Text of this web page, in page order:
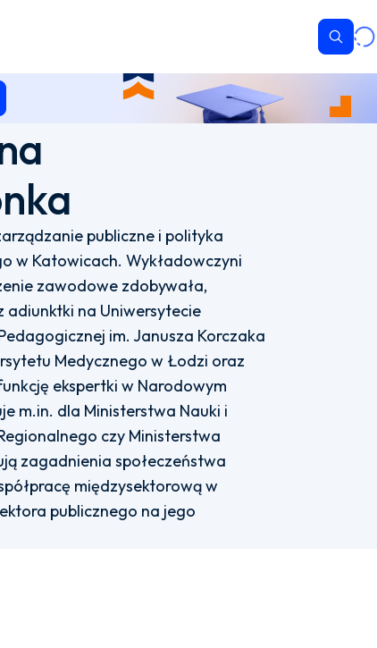
publiczne i polityka
w Katowicach. Wykładowczyni
zawodowe zdobywała,
adiunktki na Uniwersytecie
im. Janusza Korczaka
Medycznego w Łodzi oraz
ekspertki w Narodowym
m.in. dla Ministerstwa Nauki i
czy Ministerstwa
zagadnienia społeczeństwa
międzysektorową w
publicznego na jego